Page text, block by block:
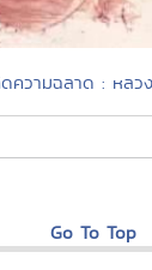
ดความฉลาด : หล
Go To Top